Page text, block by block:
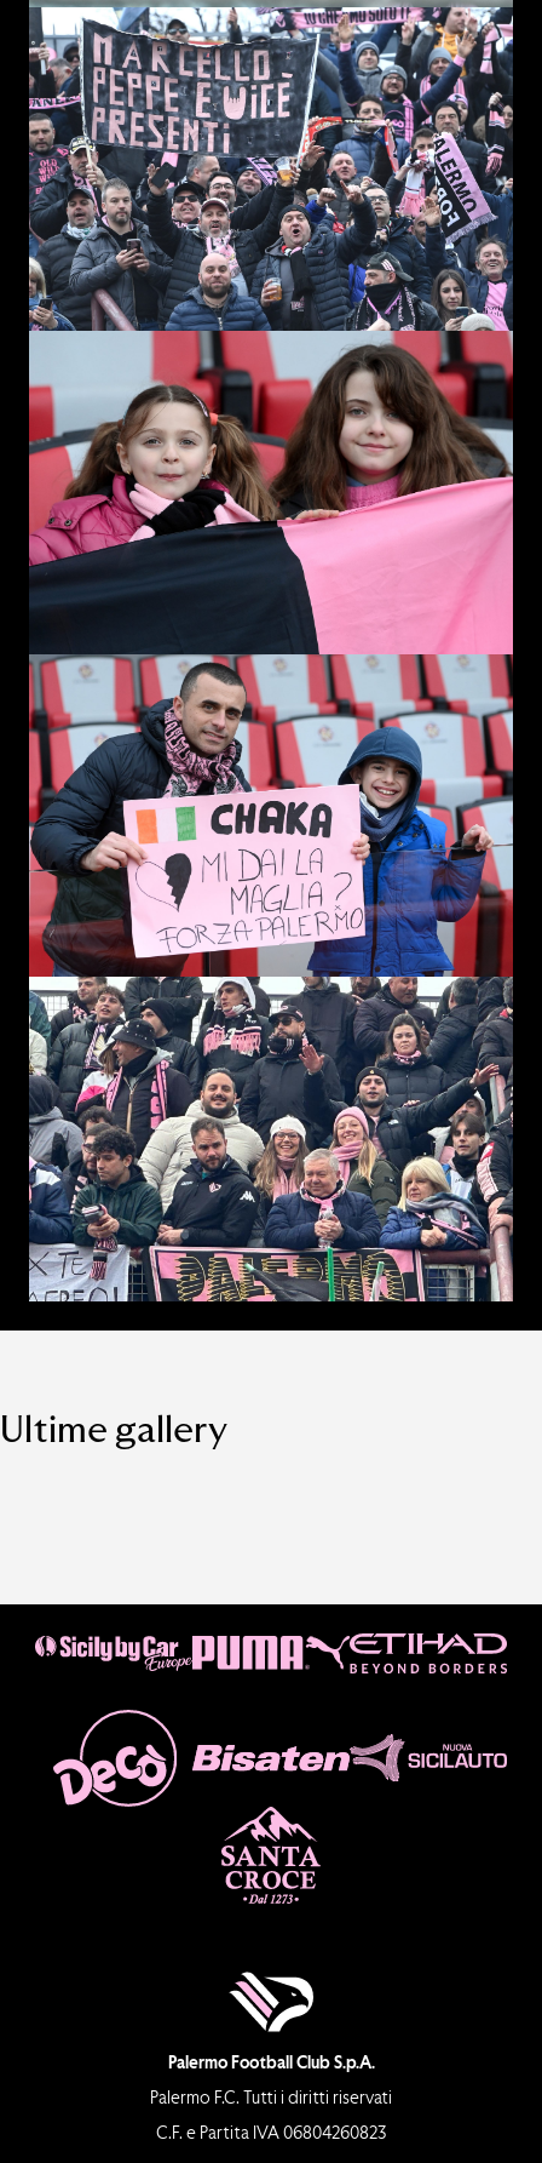
Ultime gallery
Palermo Football Club S.p.A.
Palermo F.C. Tutti i diritti riservati
C.F. e Partita IVA 06804260823